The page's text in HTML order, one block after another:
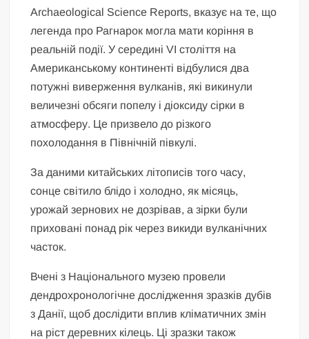
Archaeological Science Reports, вказує на те, що
легенда про Рагнарок могла мати коріння в
реальній події. У середині VI століття на
Американському континенті відбулися два
потужні виверження вулканів, які викинули
величезні обсяги попелу і діоксиду сірки в
атмосферу. Це призвело до різкого
похолодання в Північній півкулі.
За даними китайських літописів того часу,
сонце світило блідо і холодно, як місяць,
урожай зернових не дозрівав, а зірки були
приховані понад рік через викиди вулканічних
часток.
Вчені з Національного музею провели
дендрохронологічне дослідження зразків дубів
з Данії, щоб дослідити вплив кліматичних змін
на ріст деревних кілець. Ці зразки також